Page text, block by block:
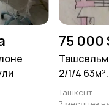
75 000
2/1/4
Ташкент